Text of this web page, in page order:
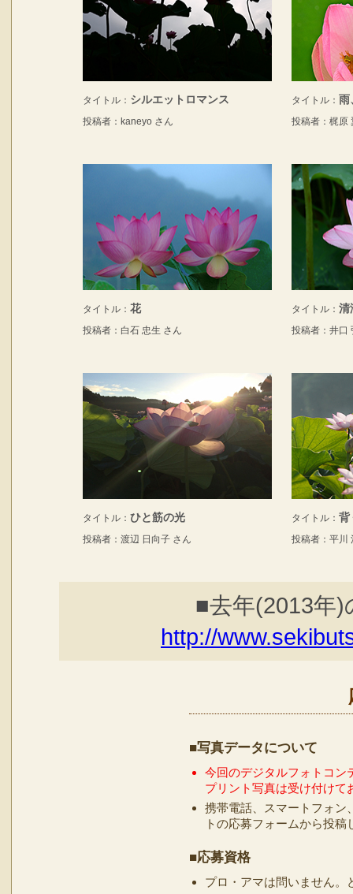
タイトル： シルエットロマンス
投稿者：kaneyo さん
タイトル： 雨
投稿者：梶原
タイトル： 花
投稿者：白石 忠生 さん
タイトル： 清
投稿者：井口
タイトル： ひと筋の光
投稿者：渡辺 日向子 さん
タイトル： 背
投稿者：平川
■去年(2013
http://
■写真データについて
今回のデジタルフォトコン
プリント写真は受け付けて
携帯電話、スマートフォン
トの応募フォームから投稿
■応募資格
プロ・アマは問いません。